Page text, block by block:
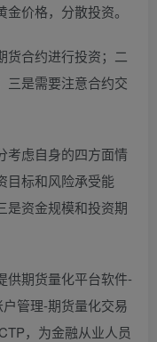
价格，分散投资。
合约进行投资；二
三是需要注意合约交
虑自身的四方面情
目标和风险承受能
是资金规模和投资期
供期货量化平台软件-
管理-期货量化交易
，为金融从业人员